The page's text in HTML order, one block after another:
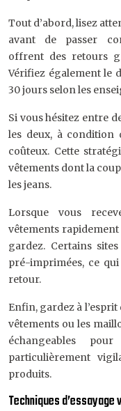
Tout d’abord, lisez
avant de passer
offrent des retours
Vérifiez également le
30 jours selon les
Si vous hésitez entre
les deux, à condition
coûteux. Cette
vêtements dont la
les jeans.
Lorsque vous
vêtements rapidement
gardez. Certains
pré-imprimées, ce
retour.
Enfin, gardez à
vêtements ou les
échangeables
particulièrement
produits.
Techniques